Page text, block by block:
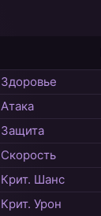
Здоровье
Атака
Защита
Скорость
Крит. Шанс
Крит. Урон